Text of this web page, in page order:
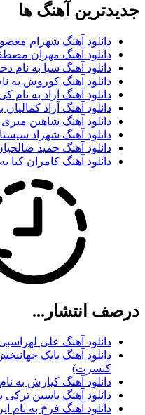
جدیدترین آهنگ ها
دانلود آهنگ شهرام
دانلود آهنگ مهران
دانلود آهنگ سیا به نام
دانلود آهنگ کوروش به
دانلود آهنگ آراد به نام
دانلود آهنگ آزاد
دانلود آهنگ شاهین
دانلود آهنگ شهراد
دانلود آهنگ حمید صالحیان
دانلود آهنگ کامران کیا
درصف انتشار...
دانلود آهنگ علی
دانلود آهنگ بابک
کنسرت)
دانلود آهنگ کیارش به
دانلود آهنگ یاسین ترکی
دانلود آهنگ فرخ به نام